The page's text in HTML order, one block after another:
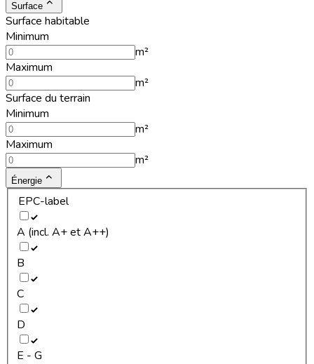
Surface
Surface habitable
Minimum
m²
Maximum
m²
Surface du terrain
Minimum
m²
Maximum
m²
Énergie
EPC-label
A (incl. A+ et A++)
B
C
D
E - G